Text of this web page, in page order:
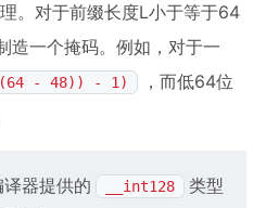
。对于前缀长度L小于等于64
造一个掩码。例如，对于一
- 48)) - 1)
，而低64位
器提供的 __int128
类型